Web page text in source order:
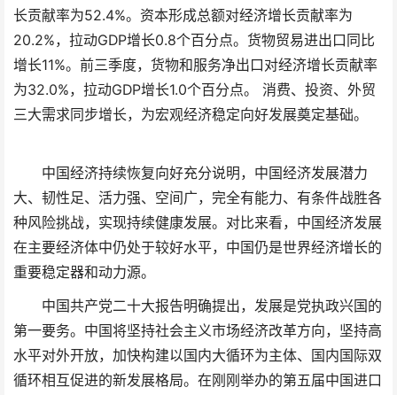
长贡献率为52.4%。资本形成总额对经济增长贡献率为
20.2%，拉动GDP增长0.8个百分点。货物贸易进出口同比
增长11%。前三季度，货物和服务净出口对经济增长贡献率
为32.0%，拉动GDP增长1.0个百分点。 消费、投资、外贸
三大需求同步增长，为宏观经济稳定向好发展奠定基础。
中国经济持续恢复向好充分说明，中国经济发展潜力
大、韧性足、活力强、空间广，完全有能力、有条件战胜各
种风险挑战，实现持续健康发展。对比来看，中国经济发展
在主要经济体中仍处于较好水平，中国仍是世界经济增长的
重要稳定器和动力源。
中国共产党二十大报告明确提出，发展是党执政兴国的
第一要务。中国将坚持社会主义市场经济改革方向，坚持高
水平对外开放，加快构建以国内大循环为主体、国内国际双
循环相互促进的新发展格局。在刚刚举办的第五届中国进口